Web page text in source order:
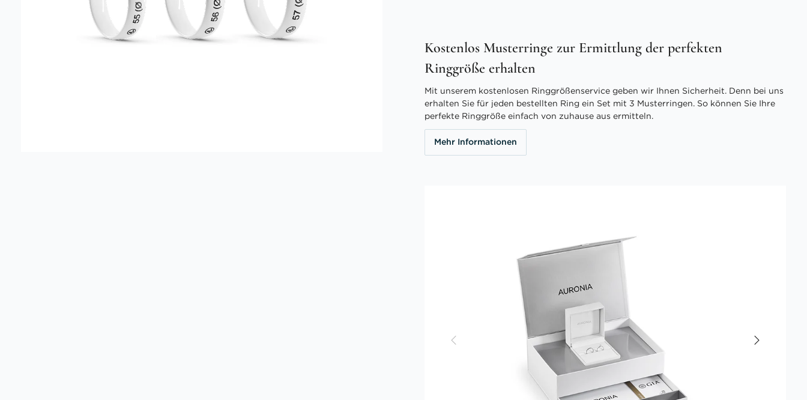
Kostenlos Musterringe zur Ermittlung der perfekten
Ringgröße erhalten
Mit unserem kostenlosen Ringgrößenservice geben wir Ihnen Sicherheit. Denn bei uns
erhalten Sie für jeden bestellten Ring ein Set mit 3 Musterringen. So können Sie Ihre
perfekte Ringgröße einfach von zuhause aus ermitteln.
Mehr Informationen